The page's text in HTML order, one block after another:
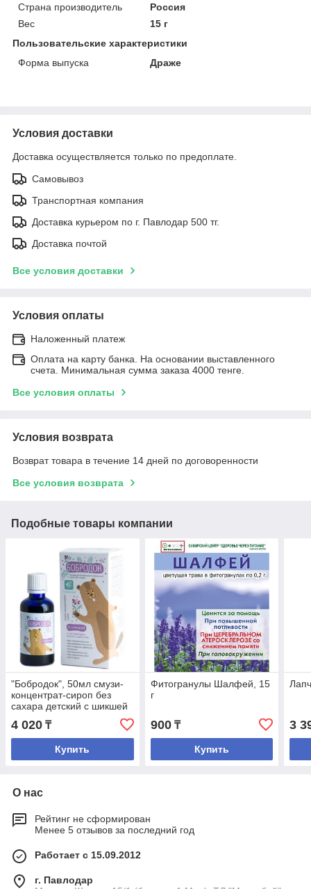
Страна производитель
Россия
Вес
15 г
Пользовательские характеристики
Форма выпуска
Драже
Условия доставки
Доставка осуществляется только по предоплате.
Самовывоз
Транспортная компания
Доставка курьером по г. Павлодар 500 тг.
Доставка почтой
Все условия доставки
Условия оплаты
Наложенный платеж
Оплата на карту банка. На основании выставленного
счета. Минимальная сумма заказа 4000 тенге.
Все условия оплаты
Условия возврата
Возврат товара в течение 14 дней по договоренности
Все условия возврата
Подобные товары компании
"Бобродок", 50мл смузи-
концентрат-сироп без
сахара детский с шикшей
(неврологические
расстройства)
4 020 ₸
Купить
Фитогранулы Шалфей, 15
г
900₸
Купить
3
О нас
Рейтинг не сформирован
Менее 5 отзывов за последний год
Работает с 15.09.2012
г. Павлодар